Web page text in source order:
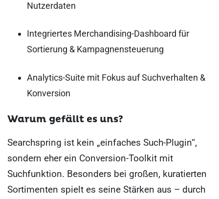
Nutzerdaten
Integriertes Merchandising-Dashboard für
Sortierung & Kampagnensteuerung
Analytics-Suite mit Fokus auf Suchverhalten &
Konversion
Warum gefällt es uns?
Searchspring ist kein „einfaches Such-Plugin“,
sondern eher ein Conversion-Toolkit mit
Suchfunktion. Besonders bei großen, kuratierten
Sortimenten spielt es seine Stärken aus – durch